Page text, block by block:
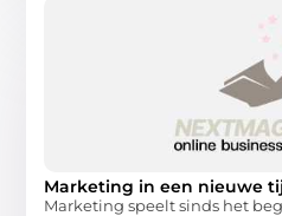
Marketing in een nieuwe
Marketing speelt sinds het